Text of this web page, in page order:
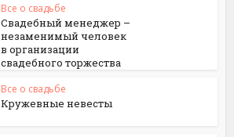
Все о свадьбе
Свадебный менеджер –
незаменимый человек
в организации
свадебного торжества
Все о свадьбе
Кружевные невесты